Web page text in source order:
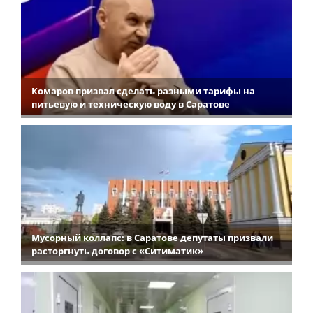
Комаров призвал сделать разными тарифы на
питьевую и техническую воду в Саратове
Мусорный коллапс: в Саратове депутаты призвали
расторгнуть договор с «Ситиматик»